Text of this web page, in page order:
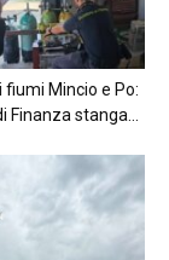
fiumi Mincio e Po:
Finanza stanga...